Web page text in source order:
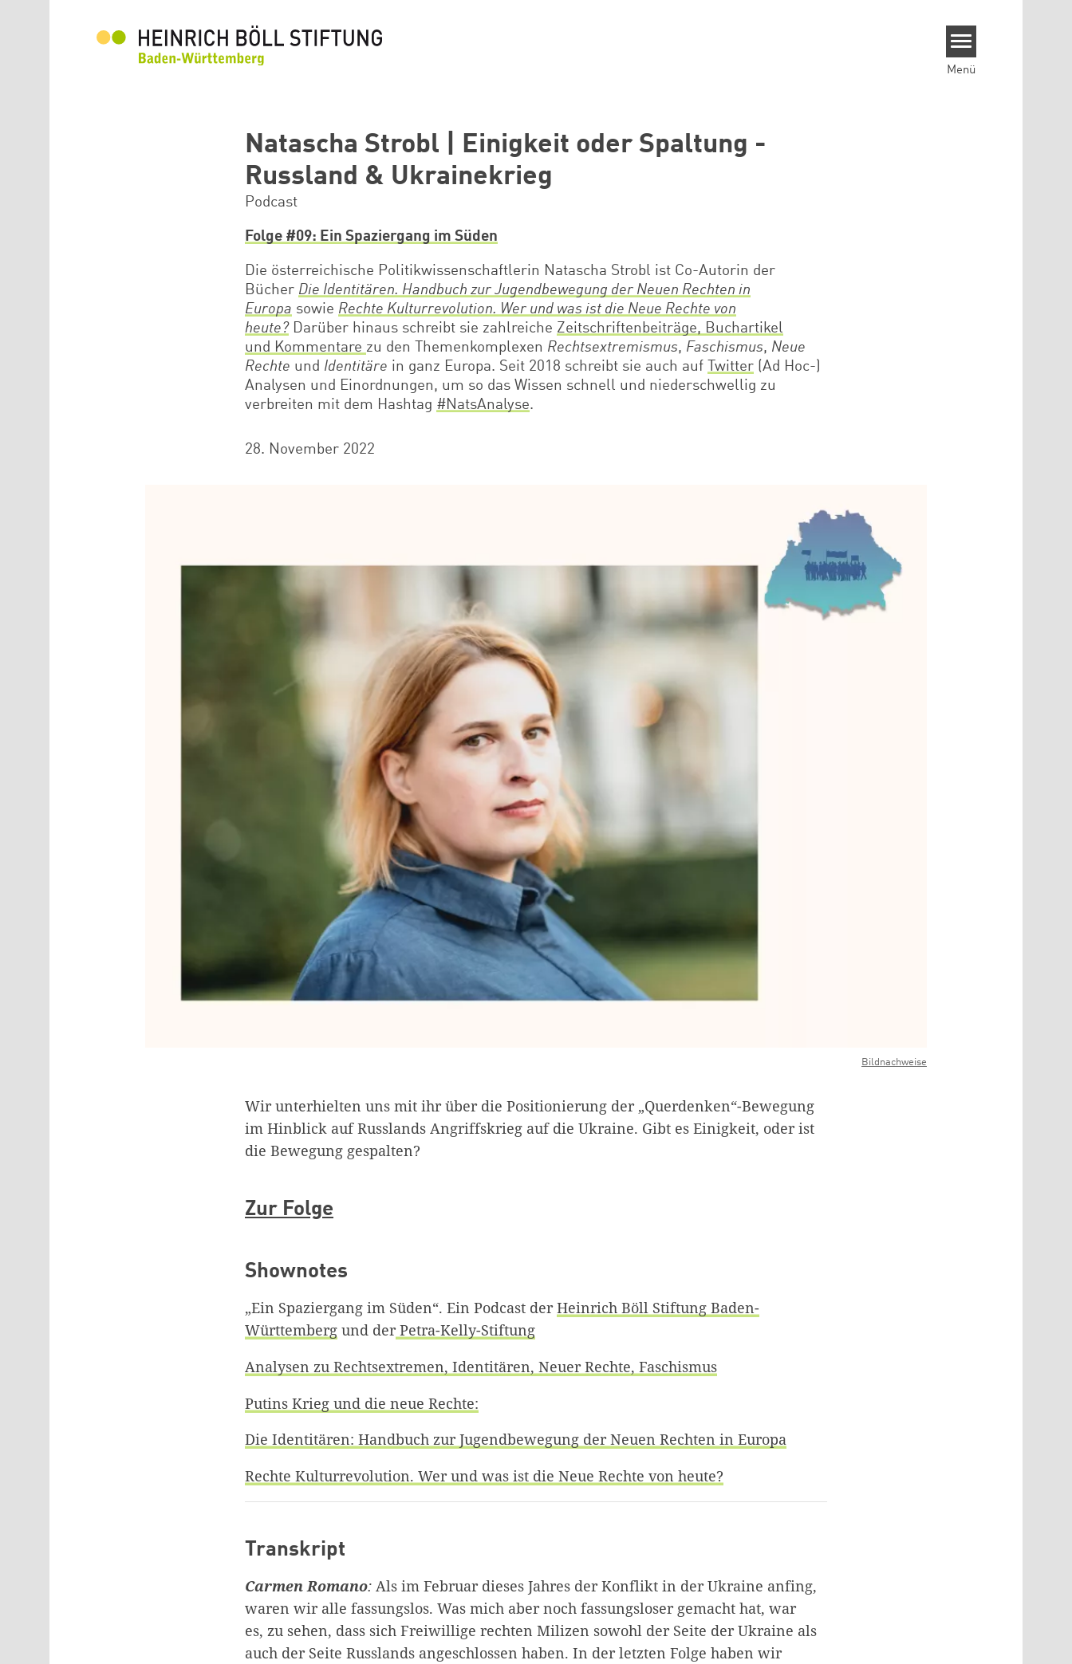
Menü
Natascha Strobl | Einigkeit oder Spaltung -
Russland & Ukrainekrieg
Podcast
Folge #09: Ein Spaziergang im Süden
Die österreichische Politikwissenschaftlerin Natascha Strobl ist Co-Autorin der
Bücher Die Identitären. Handbuch zur Jugendbewegung der Neuen Rechten in
Europa sowie Rechte Kulturrevolution. Wer und was ist die Neue Rechte von
heute?Darüber hinaus schreibt sie zahlreiche Zeitschriftenbeiträge, Buchartikel
und Kommentare zu den Themenkomplexen Rechtsextremismus, Faschismus, Neue
Rechte und Identitäre in ganz Europa. Seit 2018 schreibt sie auch auf Twitter (Ad Hoc-)
Analysen und Einordnungen, um so das Wissen schnell und niederschwellig zu
verbreiten mit dem Hashtag #NatsAnalyse.
28. November 2022
Bildnachweise
Wir unterhielten uns mit ihr über die Positionierung der „Querdenken“-Bewegung
im Hinblick auf Russlands Angriffskrieg auf die Ukraine. Gibt es Einigkeit, oder ist
die Bewegung gespalten?
Zur Folge
Shownotes
„Ein Spaziergang im Süden“. Ein Podcast derHeinrich Böll Stiftung Baden-
Württemberg und derPetra-Kelly-Stiftung
Analysen zu Rechtsextremen, Identitären, Neuer Rechte, Faschismus
Putins Krieg und die neue Rechte:
Die Identitären: Handbuch zur Jugendbewegung der Neuen Rechten in Europa
Rechte Kulturrevolution. Wer und was ist die Neue Rechte von heute?
Transkript
Carmen Romano: Als im Februar dieses Jahres der Konflikt in der Ukraine anfing,
waren wir alle fassungslos. Was mich aber noch fassungsloser gemacht hat, war
es, zu sehen, dass sich Freiwillige rechten Milizen sowohl der Seite der Ukraine als
auch der Seite Russlands angeschlossen haben. In der letzten Folge haben wir